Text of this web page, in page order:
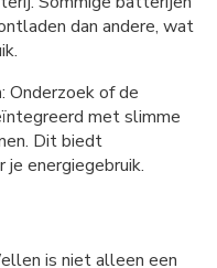
dan andere, wat
: Onderzoek of de
met slimme
Dit biedt
energiegebruik.
is niet alleen een